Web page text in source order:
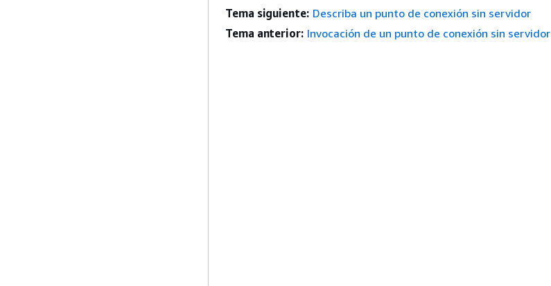
Tema siguiente: Describa un punto de conexión sin servidor
Tema anterior: Invocación de un punto de conexión sin servidor